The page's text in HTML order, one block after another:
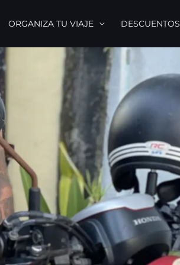
ORGANIZA TU VIAJE DESCUENTOS